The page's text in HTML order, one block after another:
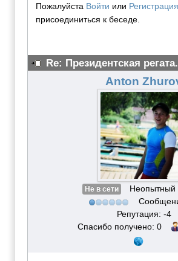
Пожалуйста Войти или Регистрация
присоединиться к беседе.
Re: Президентская
Anton
Не в сети
Неопытный
Репутация: -4
Спасибо получено: 0